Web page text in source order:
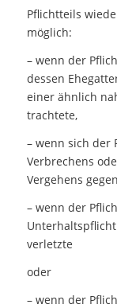
Pflichtteils
möglich:
– wenn der
dessen
einer ähnlich
trachtete,
– wenn sich der
Verbrechens
Vergehens
– wenn der
verletzte
oder
– wenn der